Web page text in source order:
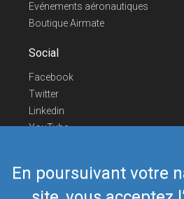
En poursuivant votre
Evénements aéronautiques
Boutique Airmate
Social
Facebook
Twitter
Linkedin
YouTube
Nous contacter